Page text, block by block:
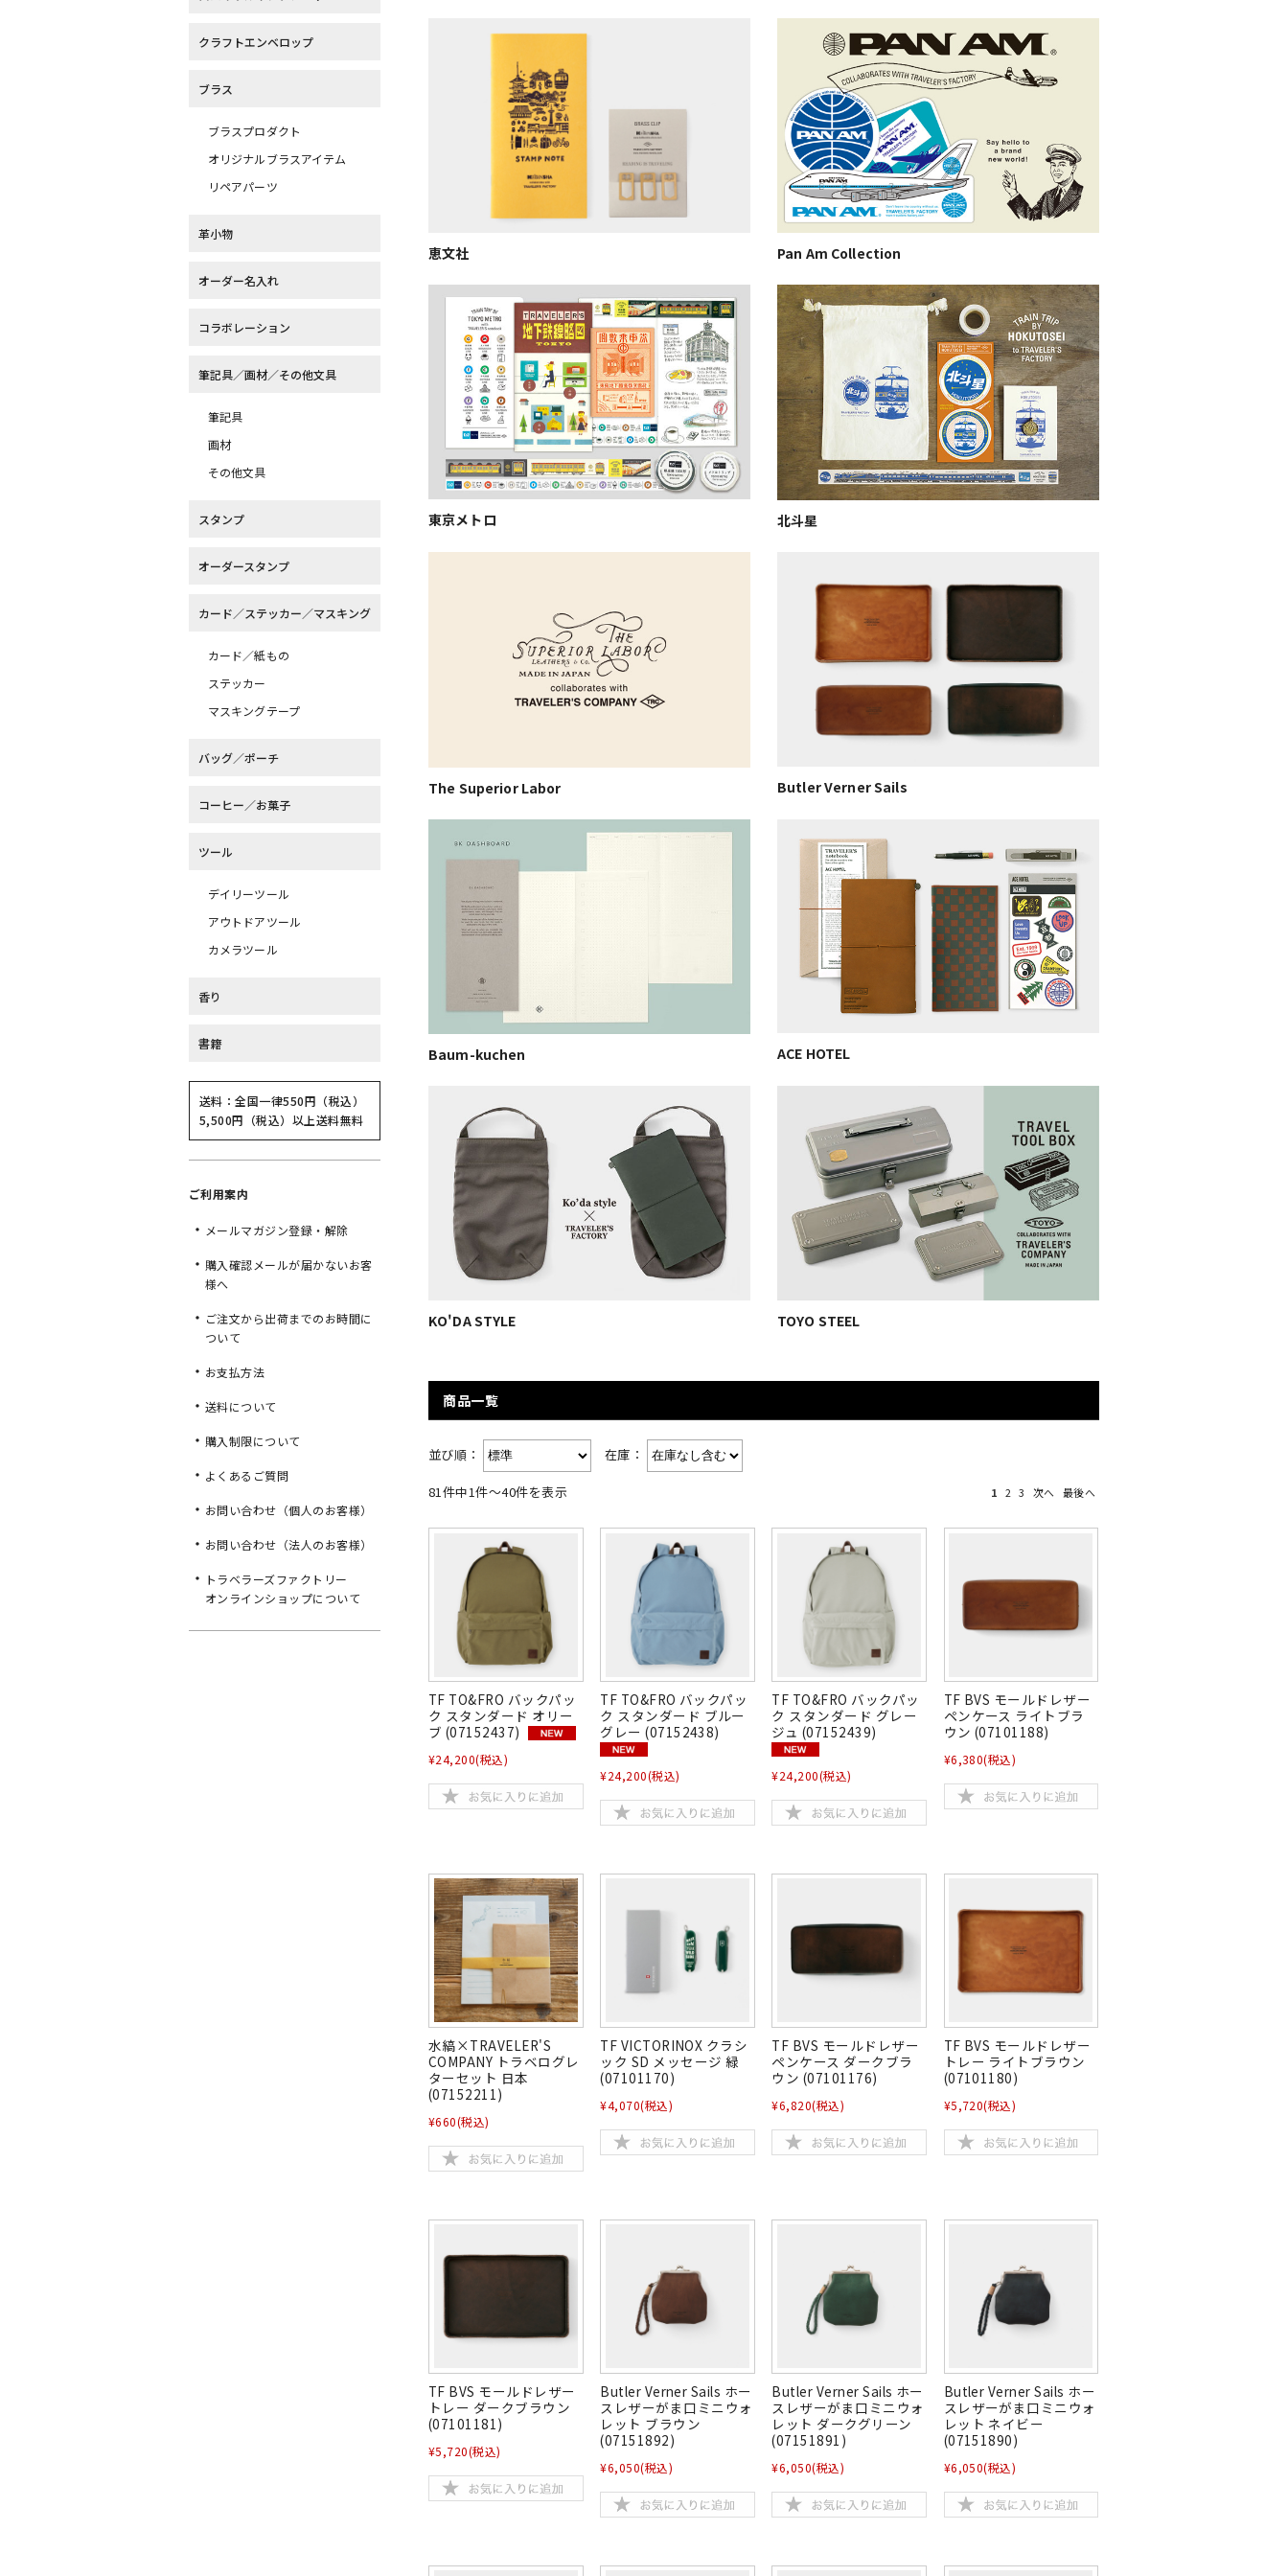
恵文社 Pan Am Collection
東京メトロ 北斗星
The Superior Labor Butler Verner Sails
Baum-kuchen ACE HOTEL
KO'DA STYLE TOYO STEEL
商品一覧
並び順： 在庫：
81件中1件～40件を表示 1 2 3 次へ 最後へ
TF TO&FRO バックパッ
ク スタンダード オリー
ブ (07152437)
¥24,200(税込)
TF TO&FRO バックパッ
ク スタンダード ブルー
グレー (07152438)
¥24,200(税込)
TF TO&FRO バックパッ
ク スタンダード グレー
ジュ (07152439)
¥24,200(税込)
TF BVS モールドレザー
ペンケース ライトブラ
ウン (07101188)
¥6,380(税込)
水縞×TRAVELER'S
COMPANY トラベログレ
ターセット 日本
(07152211)
¥660(税込)
TF VICTORINOX クラシ
ック SD メッセージ 緑
(07101170)
¥4,070(税込)
TF BVS モールドレザー
ペンケース ダークブラ
ウン (07101176)
¥6,820(税込)
TF BVS モールドレザー
トレー ライトブラウン
(07101180)
¥5,720(税込)
TF BVS モールドレザー
トレー ダークブラウン
(07101181)
¥5,720(税込)
Butler Verner Sails ホー
スレザーがま口ミニウォ
レット ブラウン
(07151892)
¥6,050(税込)
Butler Verner Sails ホー
スレザーがま口ミニウォ
レット ダークグリーン
(07151891)
¥6,050(税込)
Butler Verner Sails ホー
スレザーがま口ミニウォ
レット ネイビー
(07151890)
¥6,050(税込)
クラフトエンベロップ
ブラス
ブラスプロダクト
オリジナルブラスアイテム
リペアパーツ
革小物
オーダー名入れ
コラボレーション
筆記具／画材／その他文具
筆記具
画材
その他文具
スタンプ
オーダースタンプ
カード／ステッカー／マスキング
カード／紙もの
ステッカー
マスキングテープ
バッグ／ポーチ
コーヒー／お菓子
ツール
デイリーツール
アウトドアツール
カメラツール
香り
書籍
送料：全国一律550円（税込）
5,500円（税込）以上送料無料
ご利用案内
メールマガジン登録・解除
購入確認メールが届かないお客
様へ
ご注文から出荷までのお時間に
ついて
お支払方法
送料について
購入制限について
よくあるご質問
お問い合わせ（個人のお客様）
お問い合わせ（法人のお客様）
トラベラーズファクトリー
オンラインショップについて